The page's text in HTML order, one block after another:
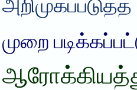
அறிமுகப்படுத்த
முறை